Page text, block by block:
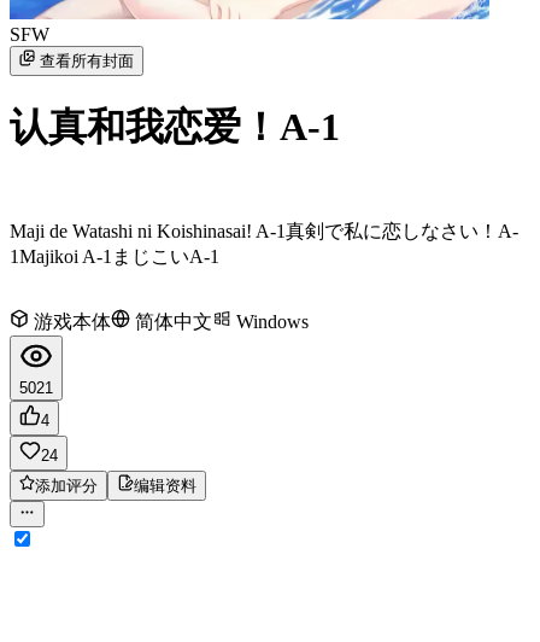
SFW
查看所有封面
认真和我恋爱！A-1
Maji de Watashi ni Koishinasai! A-1真剣で私に恋しなさい！A-
1Majikoi A-1 まじこいA-1
游戏本体 简体中文 Windows
5021
4
24
添加评分
编辑资料